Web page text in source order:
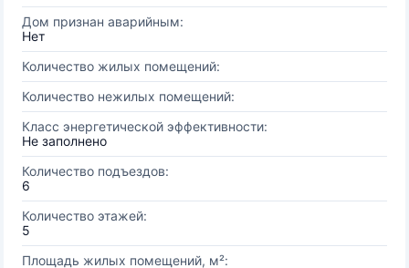
Дом признан аварийным:
Нет
Количество жилых помещений:
Количество нежилых помещений:
Класс энергетической эффективности:
Не заполнено
Количество подъездов:
6
Количество этажей:
5
Площадь жилых помещений, м²: